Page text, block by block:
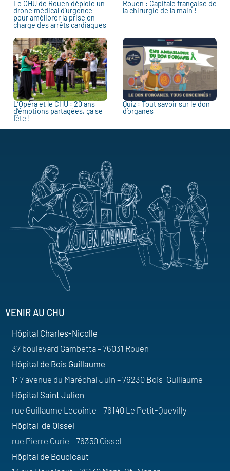
Le CHU de Rouen déploie un
drone médical d’urgence
pour améliorer la prise en
charge des arrêts cardiaques
Rouen : Capitale française de
la chirurgie de la main !
L’Opéra et le CHU : 20 ans
d’émotions partagées, ça se
fête !
Quiz : Tout savoir sur le don
d’organes
VENIR AU CHU
Hôpital Charles-Nicolle
37 boulevard Gambetta – 76031 Rouen
Hôpital de Bois Guillaume
147 avenue du Maréchal Juin – 76230 Bois-Guillaume
Hôpital Saint Julien
rue Guillaume Lecointe – 76140 Le Petit-Quevilly
Hôpital de Oissel
rue Pierre Curie – 76350 Oissel
Hôpital de Boucicaut